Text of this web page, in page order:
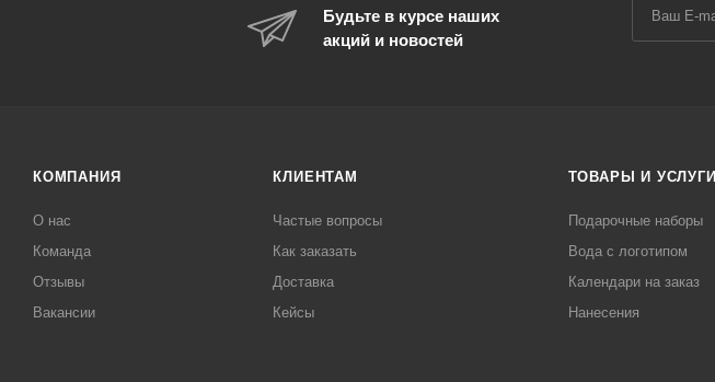
Будьте в курсе наших
акций и новостей
КОМПАНИЯ
О нас
Команда
Отзывы
Вакансии
КЛИЕНТАМ
Частые вопросы
Как заказать
Доставка
Кейсы
ТОВАРЫ И УСЛУГИ
Подарочные наборы
Вода с логотипом
Календари на заказ
Нанесения